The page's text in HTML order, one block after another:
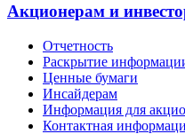
Акционерам и
Отчетность
Раскрытие
Ценные бумаги
Инсайдерам
Информация для
Контактная